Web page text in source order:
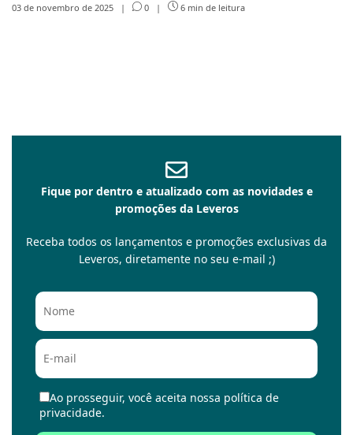
03 de novembro de 2025 | 0 | 6 min de leitura
Fique por dentro e atualizado com as novidades e
promoções da Leveros
Receba todos os lançamentos e promoções exclusivas da
Leveros, diretamente no seu e-mail ;)
Ao prosseguir, você aceita nossa política de
privacidade.